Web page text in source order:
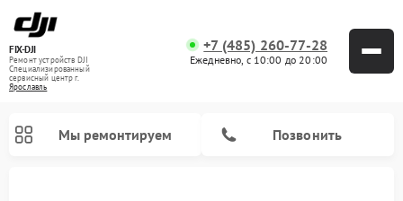
FIX-DJI
Ремонт устройств DJI
Специализированный
cервисный центр г.
Ярославль
+7 (485) 260-77-28
Ежедневно, с 10:00 до 20:00
Мы ремонтируем Позвонить